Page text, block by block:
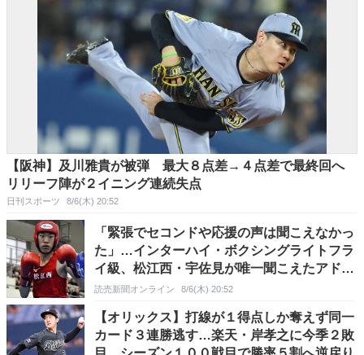
【阪神】及川雅貴が被弾 最大８点差→４点差で最終回へ
リリーフ陣が２イニング連続失点
日刊スポーツ 8/6(木) 20:52
「緊張でセコンドや応援の声は聞こえなかっ
た」…インターハイ・ボクシングライトフラ
イ級、松江西・宇佐見が唯一聞こえたアドバ
イスを武器に初戦突破
読売新聞オンライン 8/6(木) 20:52
【オリックス】打線が１得点しか奪えず同一
カード３連勝逃す…楽天・岸孝之に今季２敗